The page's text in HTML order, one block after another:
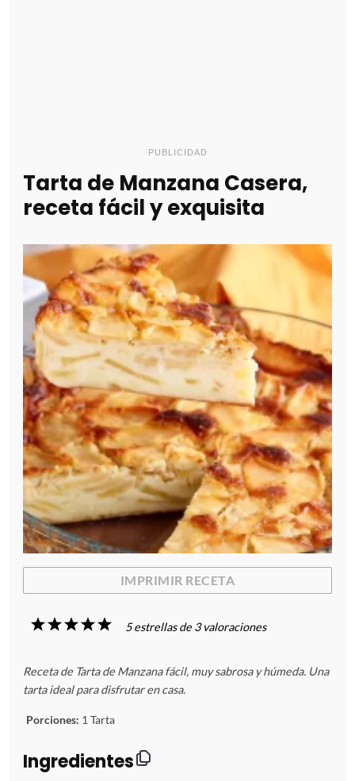
PUBLICIDAD
Tarta de Manzana Casera,
receta fácil y exquisita
IMPRIMIR RECETA
5
s
t
r
4
s
t
r
3
s
t
r
2
s
t
r
1
s
t
r
5estrellas de 3valoraciones
Receta de Tarta de Manzana fácil, muy sabrosa y húmeda. Una
tarta ideal para disfrutar en casa.
Porciones: 1 Tarta
Ingredientes